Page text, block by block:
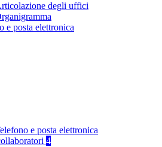
degli uffici
e posta elettronica
e posta elettronica
4